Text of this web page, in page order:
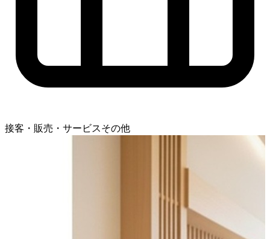
接客・販売・サービスその他